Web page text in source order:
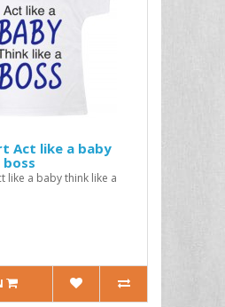
Act like a baby
like a baby think like a